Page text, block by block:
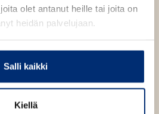
olet antanut heille tai joita on
heidän palvelujaan.
Salli kaikki
Kiellä